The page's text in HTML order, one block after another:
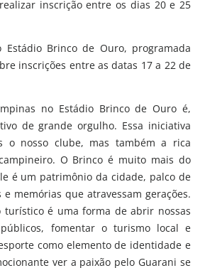
inscrição entre os dias 20 e 25
Brinco de Ouro, programada
inscrições entre as datas 17 a 22 de
no Estádio Brinco de Ouro é,
de grande orgulho. Essa iniciativa
o nosso clube, mas também a rica
O Brinco é muito mais do
é um patrimônio da cidade, palco de
e memórias que atravessam gerações.
turístico é uma forma de abrir nossas
fomentar o turismo local e
como elemento de identidade e
ver a paixão pelo Guarani se